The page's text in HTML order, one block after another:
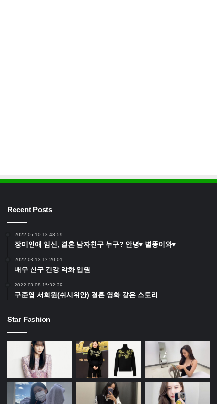
Recent Posts
2022.05.10 18:43:59
장미인애 임신, 결혼 남자친구 누구? 안녕♥ 별똥이와♥
2022.03.13 12:20:01
배우 신구 건강 악화 입원
2022.03.08 15:32:29
구준엽 서희원(쉬시위안) 결혼 영화 같은 스토리
Star Fashion